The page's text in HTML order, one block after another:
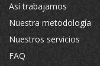
Así trabajamos
Nuestra metodología
Nuestros servicios
FAQ